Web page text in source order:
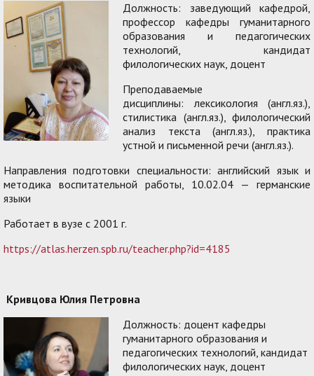
Должность: заведующий кафедрой,
профессор кафедры гуманитарного
образования и педагогических
технологий, кандидат
филологических наук, доцент
Преподаваемые
дисциплины: лексикология (англ.яз.),
стилистика (англ.яз.), филологический
анализ текста (англ.яз.), практика
устной и письменной речи (англ.яз.).
Направления подготовки специальности: английский язык и
методика воспитательной работы, 10.02.04 — германские
языки
Работает в вузе с 2001 г.
https://atlas.herzen.spb.ru/teacher.php?id=4185
Кривцова Юлия Петровна
Должность: доцент кафедры
гуманитарного образования и
педагогических технологий, кандидат
филологических наук, доцент